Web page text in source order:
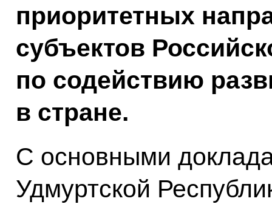
приоритетных
субъектов
по содействию
в стране.
С основными
Удмуртской